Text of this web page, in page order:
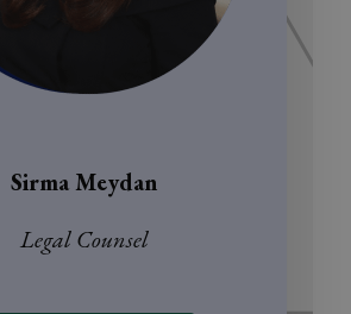
Sirma Meydan
Legal Counsel